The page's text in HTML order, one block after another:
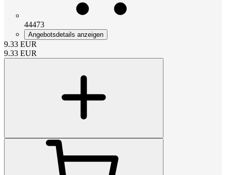
44473
Angebotsdetails anzeigen
9.33 EUR
9.33 EUR